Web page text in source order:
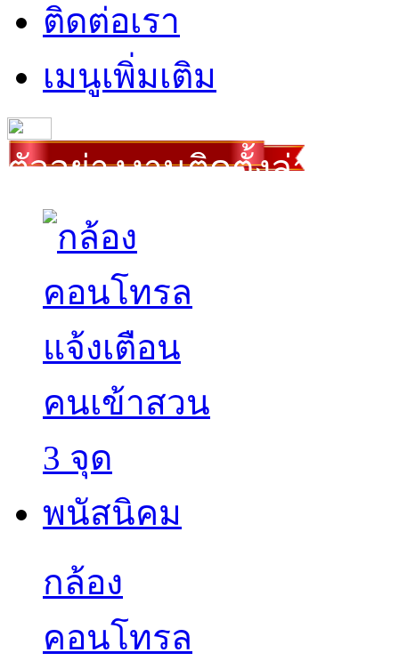
ติดต่อเรา
เมนูเพิ่มเติม
ตัวอย่างงานติดตั้งล่าสุด
กล้อง
คอนโทรล